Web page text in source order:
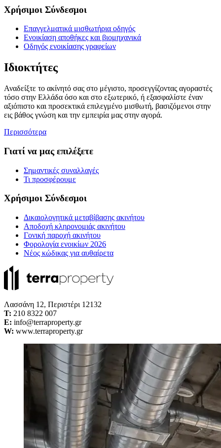
Χρήσιμοι Σύνδεσμοι
Επαγγελματικά μισθωτήρια οδηγός
Ενοικίαση αποθήκες και βιομηχανικά
Οδηγός ενοικίασης γραφείων
Ιδιοκτήτες
Αναδείξτε το ακίνητό σας στο μέγιστο, προσεγγίζοντας αγοραστές
τόσο στην Ελλάδα όσο και στο εξωτερικό, ή εξασφαλίστε έναν
αξιόπιστο και προσεκτικά επιλεγμένο μισθωτή, βασιζόμενοι στην
εις βάθος γνώση και την εμπειρία μας στην αγορά.
Περισσότερα
Γιατί να μας επιλέξετε
Σημαντικές συναλλαγές
Τι προσφέρουμε
Χρήσιμοι Σύνδεσμοι
Δικαιολογητικά μεταβίβασης ακινήτου
Αποδοχή κληρονομιάς ακινήτου
Γονική παροχή ακινήτου
Φορολογία ενοικίων 2026
Νέος κώδικας για αυθαίρετα
Λασσάνη 12, Περιστέρι 12132
Τ: 210 8322 007
E: info@terraproperty.gr
W: www.terraproperty.gr